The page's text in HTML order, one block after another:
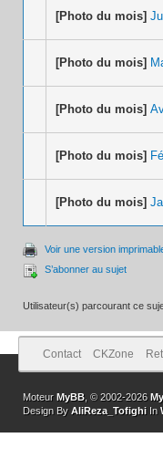
[Photo du mois]
[Photo du mois]
[Photo du mois]
[Photo du mois]
[Photo du mois]
Voir une version
S’abonner au sujet
Utilisateur(s) parcourant ce
Contact CKZone
Moteur MyBB , © 2002-2026
Design By AliReza_Tofighi In